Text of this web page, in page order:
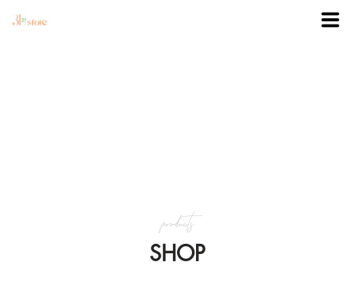
SHOP
products